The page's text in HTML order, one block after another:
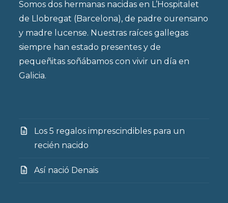
Somos dos hermanas nacidas en L’Hospitalet
de Llobregat (Barcelona), de padre ourensano
y madre lucense. Nuestras raíces gallegas
siempre han estado presentes y de
pequeñitas soñábamos con vivir un día en
Galicia.
Los 5 regalos imprescindibles para un
recién nacido
Así nació Denais